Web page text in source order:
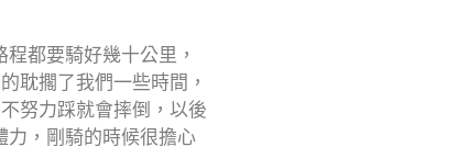
都要騎好幾十公里，
耽擱了我們一些時間，
努力踩就會摔倒，以後
，剛騎的時候很擔心